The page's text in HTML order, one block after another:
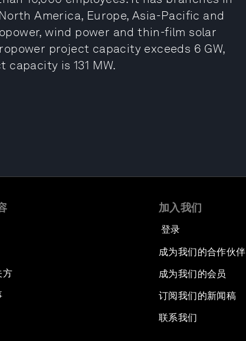
America, Europe, Asia-Pacific and
wind power and thin-film solar
project capacity exceeds 6 GW,
is 131 MW.
方
加入我们
登录
成为我们的合作伙伴
成为我们的会员
订阅我们的新闻稿
联系我们